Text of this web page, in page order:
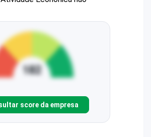
score da empresa